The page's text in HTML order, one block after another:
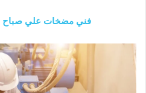
فني مضخات علي صباح السالم